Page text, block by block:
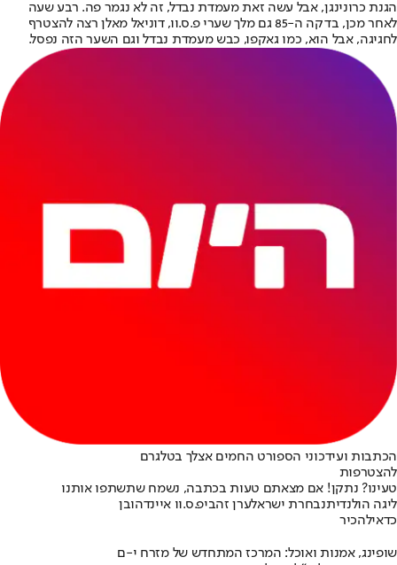
הגנת כרונינגן, אבל עשה זאת מעמדת נבדל, זה לא נגמר פה. רבע שעה
לאחר מכן, בדקה ה-85 גם מלך שערי פ.ס.וו, דוניאל מאלן רצה להצטרף
לחגיגה, אבל הוא, כמו גאקפו, כבש מעמדת נבדל וגם השער הזה נפסל.
הכתבות ועידכוני הספורט החמים אצלך בטלגרם
להצטרפות
טעינו? נתקן! אם מצאתם טעות בכתבה, נשמח שתשתפו אותנו
ליגה הולנדיתנבחרת ישראלערן זהביפ.ס.וו איינדהובן
כדאילהכיר
שופינג, אמנות ואוכל: המרכז המתחדש של מזרח י-ם